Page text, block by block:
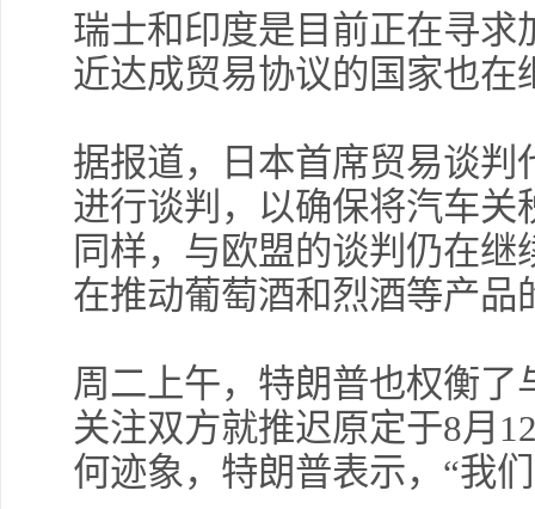
瑞士和印度是目前正在寻
近达成贸易协议的国家也
据报道，日本首席贸易谈
进行谈判，以确保将汽车关
同样，与欧盟的谈判仍在
在推动葡萄酒和烈酒等产品
周二上午，特朗普也权衡
关注双方就推迟原定于8月
何迹象，特朗普表示，“我
擎
许
勿
交